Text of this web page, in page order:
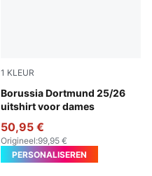
1 KLEUR
Borussia Dortmund 25/26
uitshirt voor dames
Silver Mist-Yellow Alert
50,95 €
Origineel:99,95 €
PERSONALISEREN